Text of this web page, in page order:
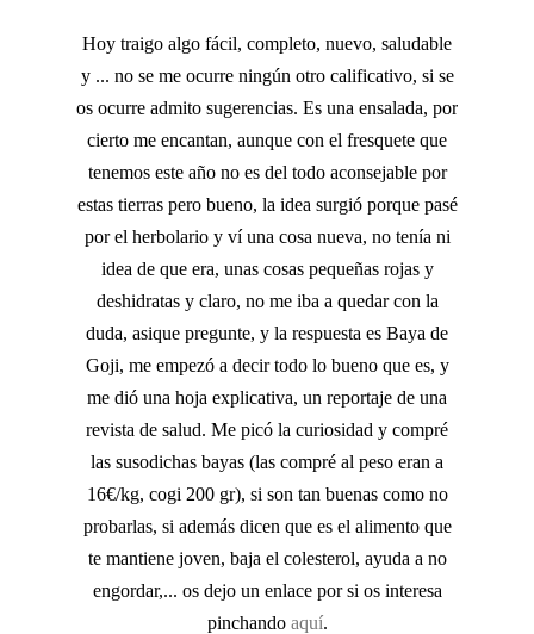
Hoy traigo algo fácil, completo, nuevo, saludable
y ... no se me ocurre ningún otro calificativo, si se
os ocurre admito sugerencias. Es una ensalada, por
cierto me encantan, aunque con el fresquete que
tenemos este año no es del todo aconsejable por
estas tierras pero bueno, la idea surgió porque pasé
por el herbolario y ví una cosa nueva, no tenía ni
idea de que era, unas cosas pequeñas rojas y
deshidratas y claro, no me iba a quedar con la
duda, asique pregunte, y la respuesta es Baya de
Goji, me empezó a decir todo lo bueno que es, y
me dió una hoja explicativa, un reportaje de una
revista de salud. Me picó la curiosidad y compré
las susodichas bayas (las compré al peso eran a
16€/kg, cogi 200 gr), si son tan buenas como no
probarlas, si además dicen que es el alimento que
te mantiene joven, baja el colesterol, ayuda a no
engordar,... os dejo un enlace por si os interesa
pinchando aquí.